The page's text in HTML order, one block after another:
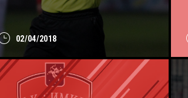
02/04/2018